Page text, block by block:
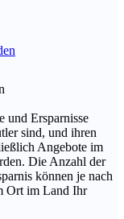
und Ersparnisse
sind, und ihren
Angebote im
Die Anzahl der
können je nach
Ort im Land Ihr